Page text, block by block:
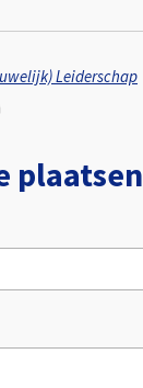
Leiderschap
plaatsen